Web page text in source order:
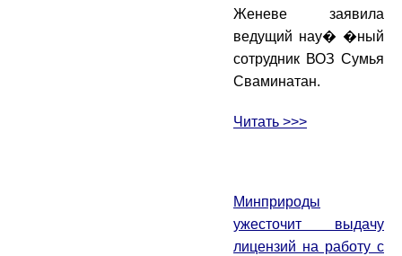
Женеве заявила
ведущий нау� �ный
сотрудник ВОЗ Сумья
Сваминатан.
Читать >>>
Минприроды
ужесточит выдачу
лицензий на работу с